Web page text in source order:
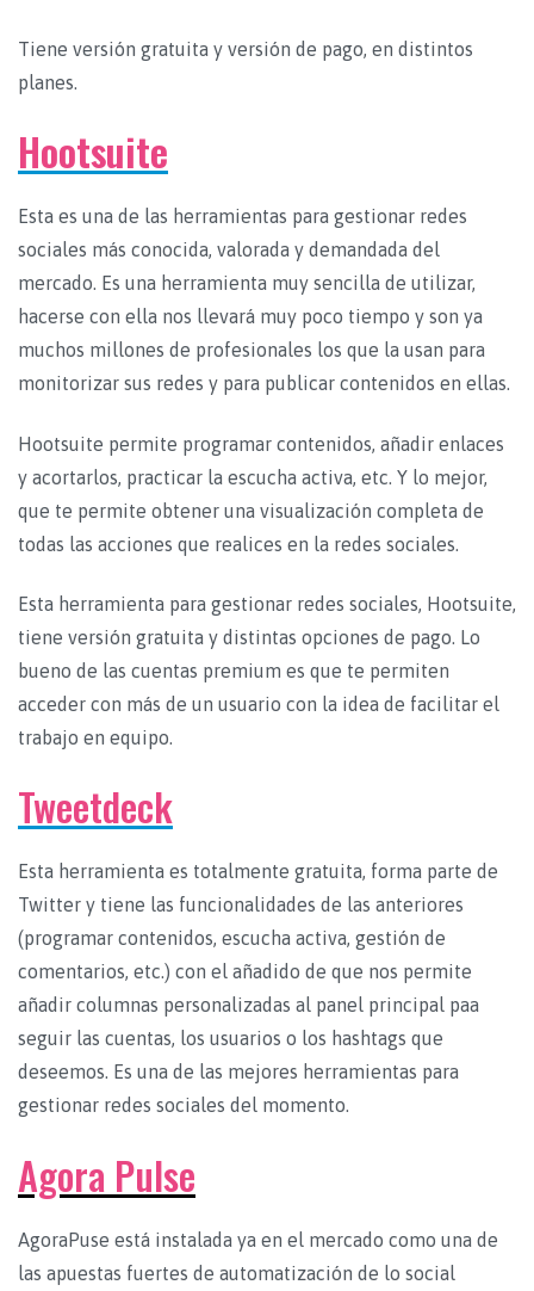
Tiene versión gratuita y versión de pago, en distintos
planes.
Hootsuite
Esta es una de las herramientas para gestionar redes
sociales más conocida, valorada y demandada del
mercado. Es una herramienta muy sencilla de utilizar,
hacerse con ella nos llevará muy poco tiempo y son ya
muchos millones de profesionales los que la usan para
monitorizar sus redes y para publicar contenidos en ellas.
Hootsuite permite programar contenidos, añadir enlaces
y acortarlos, practicar la escucha activa, etc. Y lo mejor,
que te permite obtener una visualización completa de
todas las acciones que realices en la redes sociales.
Esta herramienta para gestionar redes sociales, Hootsuite,
tiene versión gratuita y distintas opciones de pago. Lo
bueno de las cuentas premium es que te permiten
acceder con más de un usuario con la idea de facilitar el
trabajo en equipo.
Tweetdeck
Esta herramienta es totalmente gratuita, forma parte de
Twitter y tiene las funcionalidades de las anteriores
(programar contenidos, escucha activa, gestión de
comentarios, etc.) con el añadido de que nos permite
añadir columnas personalizadas al panel principal paa
seguir las cuentas, los usuarios o los hashtags que
deseemos. Es una de las mejores herramientas para
gestionar redes sociales del momento.
Agora Pulse
AgoraPuse está instalada ya en el mercado como una de
las apuestas fuertes de automatización de lo social